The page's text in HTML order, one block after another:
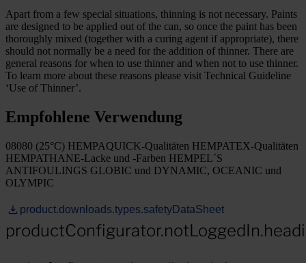
Apart from a few special situations, thinning is not necessary. Paints
are designed to be applied out of the can, so once the paint has been
thoroughly mixed (together with a curing agent if appropriate), there
should not normally be a need for the addition of thinner. There are
general reasons for when to use thinner and when not to use thinner.
To learn more about these reasons please visit Technical Guideline
‘Use of Thinner’.
Empfohlene Verwendung
08080 (25°C) HEMPAQUICK-Qualitäten HEMPATEX-Qualitäten
HEMPATHANE-Lacke und -Farben HEMPEL´S
ANTIFOULINGS GLOBIC und DYNAMIC, OCEANIC und
OLYMPIC
product.downloads.types.safetyDataSheet